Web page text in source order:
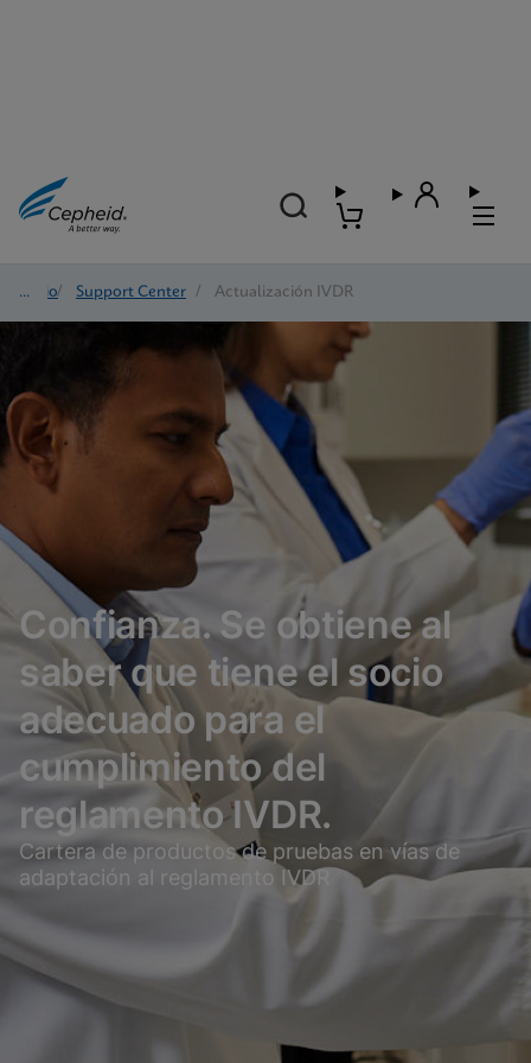
Inicio/ Support Center / Actualización IVDR
Confianza. Se obtiene al
saber que tiene el socio
adecuado para el
cumplimiento del
reglamento IVDR.
Cartera de productos de pruebas en vías de
adaptación al reglamento IVDR